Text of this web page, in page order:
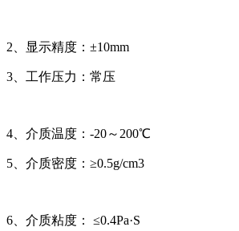
2、显示精度：±10mm
3、工作压力：常压
4、介质温度：-20～200℃
5、介质密度：≥0.5g/cm3
6、介质粘度： ≤0.4Pa·S